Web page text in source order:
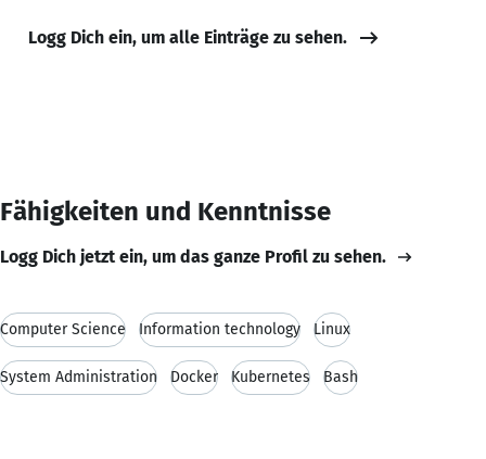
Logg Dich ein, um alle Einträge zu sehen.
Fähigkeiten und Kenntnisse
Logg Dich jetzt ein, um das ganze Profil zu sehen.
Computer Science Information technology Linux
System Administration Docker Kubernetes Bash